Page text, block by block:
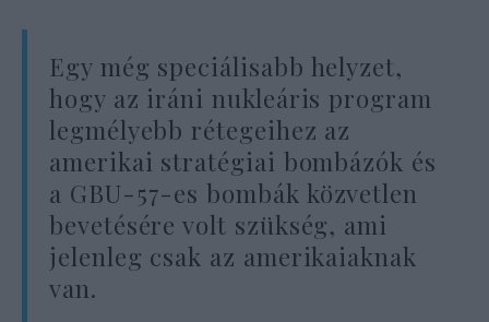
Egy még speciálisabb helyzet,
hogy az iráni nukleáris program
legmélyebb rétegeihez az
amerikai stratégiai bombázók és
a GBU-57-es bombák közvetlen
bevetésére volt szükség, ami
jelenleg csak az amerikaiaknak
van.